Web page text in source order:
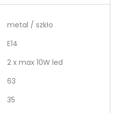
metal / szkło
E14
2 x max 10W led
63
35